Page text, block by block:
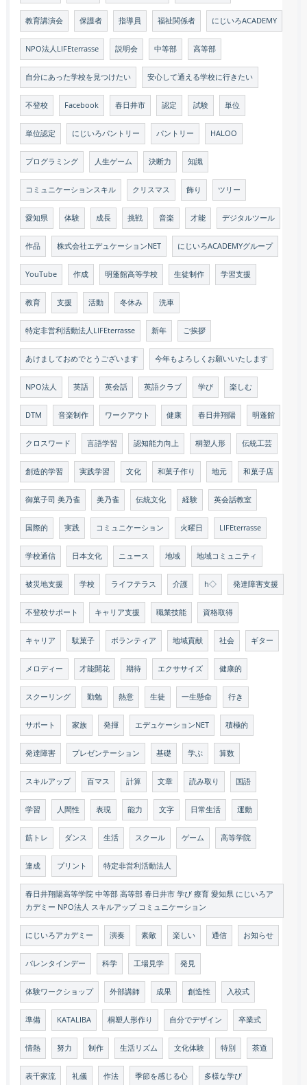
教育講演会 保護者 指導員 福祉関係者 にじいろACADEMY
NPO法人LIFEterrasse 説明会 中等部 高等部
自分にあった学校を見つけたい 安心して通える学校に行きたい
不登校 Facebook 春日井市 認定 試験 単位
単位認定 にじいろパントリー パントリー HALOO
プログラミング 人生ゲーム 決断力 知識
コミュニケーションスキル クリスマス 飾り ツリー
愛知県 体験 成長 挑戦 音楽 才能 デジタルツール
作品 株式会社エデュケーションNET にじいろACADEMYグループ
YouTube 作成 明蓬館高等学校 生徒制作 学習支援
教育 支援 活動 冬休み 洗車
特定非営利活動法人LIFEterrasse 新年 ご挨拶
あけましておめでとうございます 今年もよろしくお願いいたします
NPO法人 英語 英会話 英語クラブ 学び 楽しむ
DTM 音楽制作 ワークアウト 健康 春日井翔陽 明蓬館
クロスワード 言語学習 認知能力向上 桐塑人形 伝統工芸
創造的学習 実践学習 文化 和菓子作り 地元 和菓子店
御菓子司 美乃雀 美乃雀 伝統文化 経験 英会話教室
国際的 実践 コミュニケーション 火曜日 LIFEterrasse
学校通信 日本文化 ニュース 地域 地域コミュニティ
被災地支援 学校 ライフテラス 介護 h◇ 発達障害支援
不登校サポート キャリア支援 職業技能 資格取得
キャリア 駄菓子 ボランティア 地域貢献 社会 ギター
メロディー 才能開花 期待 エクササイズ 健康的
スクーリング 勤勉 熱意 生徒 一生懸命 行き
サポート 家族 発揮 エデュケーションNET 積極的
発達障害 プレゼンテーション 基礎 学ぶ 算数
スキルアップ 百マス 計算 文章 読み取り 国語
学習 人間性 表現 能力 文字 日常生活 運動
筋トレ ダンス 生活 スクール ゲーム 高等学院
達成 プリント 特定非営利活動法人
春日井翔陽高等学院 中等部 高等部 春日井市 学び 療育 愛知県 にじいろア
カデミー NPO法人 スキルアップ コミュニケーション
にじいろアカデミー 演奏 素敵 楽しい 通信 お知らせ
バレンタインデー 科学 工場見学 発見
体験ワークショップ 外部講師 成果 創造性 入校式
準備 KATALIBA 桐塑人形作り 自分でデザイン 卒業式
情熱 努力 制作 生活リズム 文化体験 特別 茶道
表千家流 礼儀 作法 季節を感じる心 多様な学び